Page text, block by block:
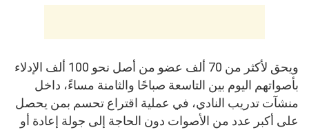
ويحق لأكثر من 70 ألف عضو من أصل نحو 100 ألف الإدلاء
بأصواتهم اليوم بين التاسعة صباحًا والثامنة مساءً، داخل
منشآت تدريب النادي، في عملية اقتراع تحسم بمن يحصل
على أكبر عدد من الأصوات دون الحاجة إلى جولة إعادة أو